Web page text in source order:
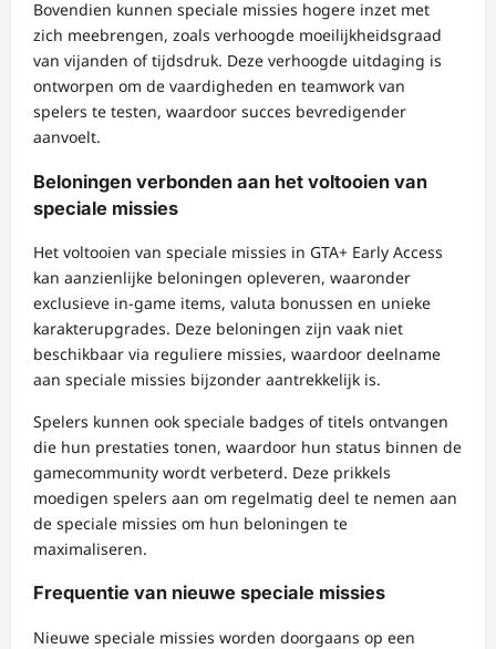
Bovendien kunnen speciale missies hogere inzet met
zich meebrengen, zoals verhoogde moeilijkheidsgraad
van vijanden of tijdsdruk. Deze verhoogde uitdaging is
ontworpen om de vaardigheden en teamwork van
spelers te testen, waardoor succes bevredigender
aanvoelt.
Beloningen verbonden aan het voltooien van
speciale missies
Het voltooien van speciale missies in GTA+ Early Access
kan aanzienlijke beloningen opleveren, waaronder
exclusieve in-game items, valuta bonussen en unieke
karakterupgrades. Deze beloningen zijn vaak niet
beschikbaar via reguliere missies, waardoor deelname
aan speciale missies bijzonder aantrekkelijk is.
Spelers kunnen ook speciale badges of titels ontvangen
die hun prestaties tonen, waardoor hun status binnen de
gamecommunity wordt verbeterd. Deze prikkels
moedigen spelers aan om regelmatig deel te nemen aan
de speciale missies om hun beloningen te
maximaliseren.
Frequentie van nieuwe speciale missies
Nieuwe speciale missies worden doorgaans op een